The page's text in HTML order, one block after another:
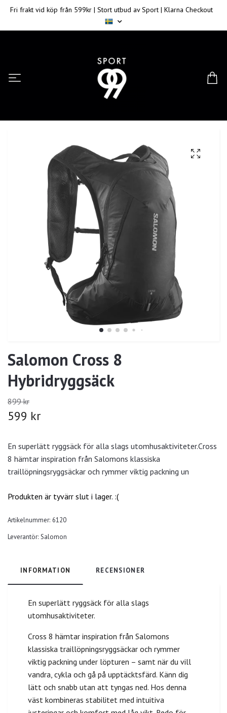
Fri frakt vid köp från 599kr | Stort utbud av Sport | Klarna Checkout
Salomon Cross 8
Hybridryggsäck
899 kr
599 kr
En superlätt ryggsäck för alla slags utomhusaktiviteter.Cross
8 hämtar inspiration från Salomons klassiska
traillöpningsryggsäckar och rymmer viktig packning un
Produkten är tyvärr slut i lager. :(
Artikelnummer: 6120
Leverantör: Salomon
INFORMATION RECENSIONER
En superlätt ryggsäck för alla slags
utomhusaktiviteter.
Cross 8 hämtar inspiration från Salomons
klassiska traillöpningsryggsäckar och rymmer
viktig packning under löpturen – samt när du vill
vandra, cykla och gå på upptäcktsfärd. Känn dig
lätt och snabb utan att tyngas ned. Hos denna
väst kombineras stabilitet med intuitiva